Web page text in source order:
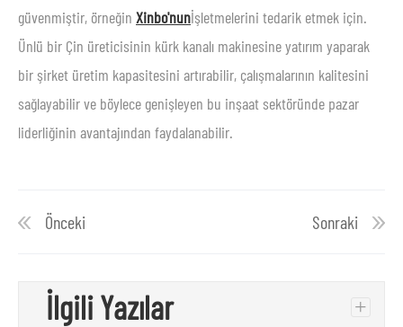
güvenmiştir, örneğin Xinbo'nunİşletmelerini tedarik etmek için.
Ünlü bir Çin üreticisinin kürk kanalı makinesine yatırım yaparak
bir şirket üretim kapasitesini artırabilir, çalışmalarının kalitesini
sağlayabilir ve böylece genişleyen bu inşaat sektöründe pazar
liderliğinin avantajından faydalanabilir.
Önceki Sonraki
İlgili Yazılar +